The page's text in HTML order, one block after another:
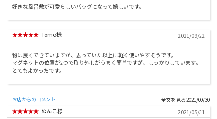
好きな風呂敷が可愛らしいバッグになって嬉しいです。
Tomo様 2021/09/22
物は良くできていますが、思っていた以上に軽く使いやすそうです。
マグネットの位置が2つで取り外しがうまく簡単ですが、しっかりしています。
とてもよかったです。
お店からのコメント 2021/09/30
ぬんこ様 2021/05/31